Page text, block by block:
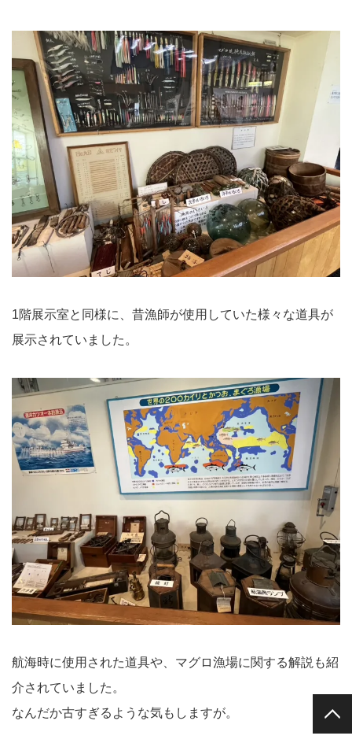
1階展示室と同様に、昔漁師が使用していた様々な道具が
展示されていました。
航海時に使用された道具や、マグロ漁場に関する解説も紹
介されていました。
なんだか古すぎるような気もしますが。